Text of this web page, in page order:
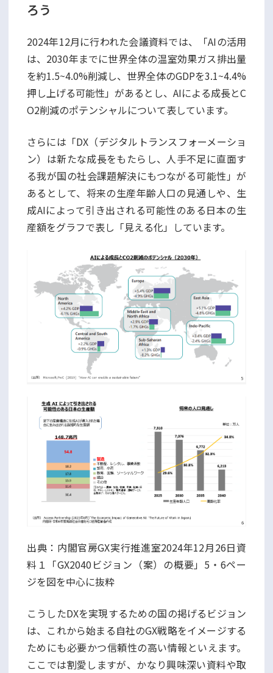
ろう
2024年12月に行われた会議資料では、「AIの活用
は、2030年までに世界全体の温室効果ガス排出量
を約1.5~4.0%削減し、世界全体のGDPを3.1~4.4%
押し上げる可能性」があるとし、AIによる成長とC
O2削減のポテンシャルについて表しています。
さらには「DX（デジタルトランスフォーメーショ
ン）は新たな成長をもたらし、人手不足に直面す
る我が国の社会課題解決にもつながる可能性」が
あるとして、将来の生産年齢人口の見通しや、生
成AIによって引き出される可能性のある日本の生
産額をグラフで表し「見える化」しています。
出典：内閣官房GX実行推進室2024年12月26日資
料１「GX2040ビジョン（案）の概要」5・6ペー
ジを図を中心に抜粋
こうしたDXを実現するための国の掲げるビジョン
は、これから始まる自社のGX戦略をイメージする
ためにも必要かつ信頼性の高い情報といえます。
ここでは割愛しますが、かなり興味深い資料や取